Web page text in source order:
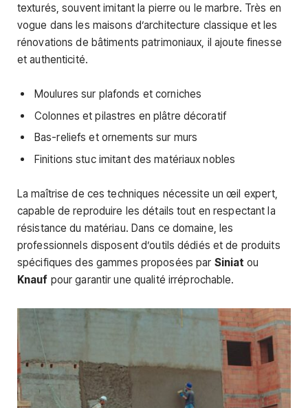
texturés, souvent imitant la pierre ou le marbre. Très en
vogue dans les maisons d’architecture classique et les
rénovations de bâtiments patrimoniaux, il ajoute finesse
et authenticité.
Moulures sur plafonds et corniches
Colonnes et pilastres en plâtre décoratif
Bas-reliefs et ornements sur murs
Finitions stuc imitant des matériaux nobles
La maîtrise de ces techniques nécessite un œil expert,
capable de reproduire les détails tout en respectant la
résistance du matériau. Dans ce domaine, les
professionnels disposent d’outils dédiés et de produits
spécifiques des gammes proposées par Siniat ou
Knauf pour garantir une qualité irréprochable.